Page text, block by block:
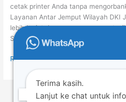
cetak printer Anda tanpa
Layanan Antar Jemput Wilayah DKI
lebih lanjut dan pemesanan cepat,
Service kami: WhatsApp / […]
Read More »
Terima kasih.
Lanjut ke chat untuk